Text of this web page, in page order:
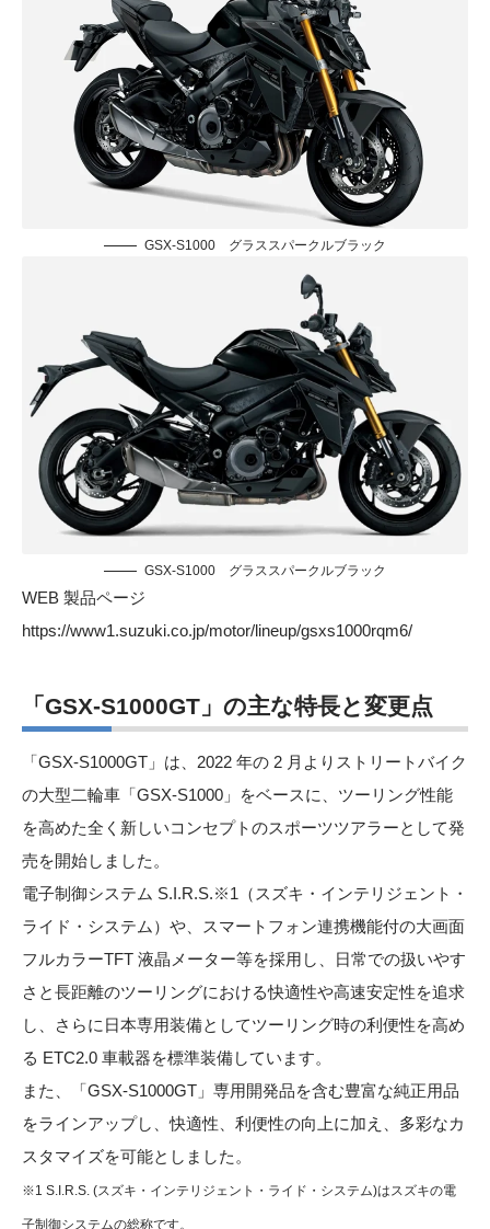
GSX-S1000 グラススパークルブラック
GSX-S1000 グラススパークルブラック
WEB 製品ページ
https://www1.suzuki.co.jp/motor/lineup/gsxs1000rqm6/
「GSX-S1000GT」 の主な特長と変更点
「GSX-S1000GT」は、2022 年の 2 月よりストリートバイク
の大型二輪車「GSX-S1000」をベースに、ツーリング性能
を高めた全く新しいコンセプトのスポーツツアラーとして発
売を開始しました。
電子制御システム S.I.R.S.※1（スズキ・インテリジェント・
ライド・システム）や、スマートフォン連携機能付の大画面
フルカラーTFT 液晶メーター等を採用し、日常での扱いやす
さと長距離のツーリングにおける快適性や高速安定性を追求
し、さらに日本専用装備としてツーリング時の利便性を高め
る ETC2.0 車載器を標準装備しています。
また、「GSX-S1000GT」専用開発品を含む豊富な純正用品
をラインアップし、快適性、利便性の向上に加え、多彩なカ
スタマイズを可能としました。
※1 S.I.R.S. (スズキ・インテリジェント・ライド・システム)はスズキの電
子制御システムの総称です。